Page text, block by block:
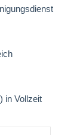
in Vollzeit